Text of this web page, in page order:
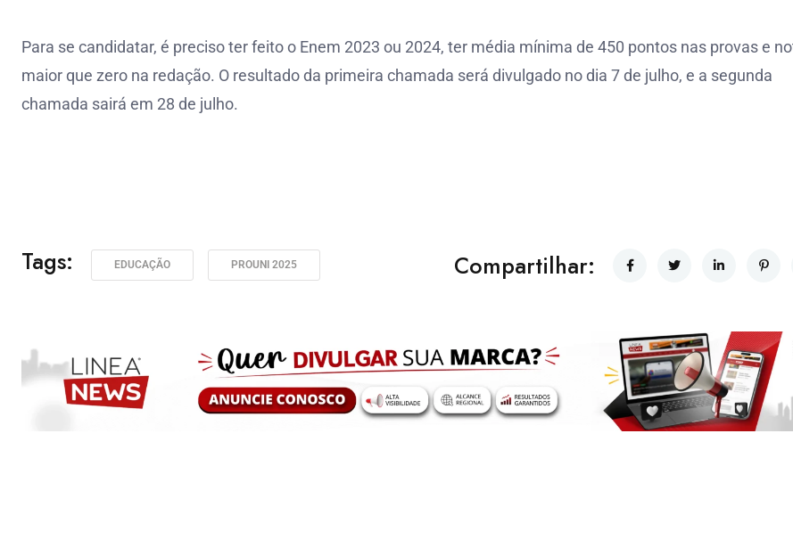
Para se candidatar, é preciso ter feito o Enem 2023 ou 2024, ter média mínima de 450 pontos nas provas e
maior que zero na redação. O resultado da primeira chamada será divulgado no dia 7 de julho, e a segunda
chamada sairá em 28 de julho.
Tags: EDUCAÇÃO PROUNI 2025 Compartilhar: